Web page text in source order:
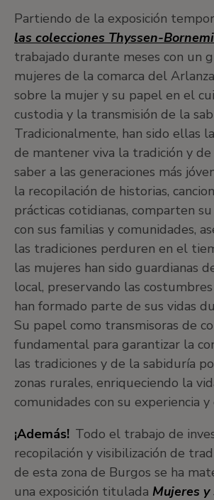
Partiendo de la exposición
las colecciones Thyssen-
trabajado durante meses con un
mujeres de la comarca del
sobre la mujer y su papel en el
custodia y la transmisión de la
Tradicionalmente, han sido ellas
de mantener viva la tradición y
saber a las generaciones más
la recopilación de historias,
prácticas cotidianas, comparten
con sus familias y comunidades,
las tradiciones perduren en el
las mujeres han sido guardianas
local, preservando las
han formado parte de sus vidas
Su papel como transmisoras de
fundamental para garantizar la
las tradiciones y de la sabiduría
zonas rurales, enriqueciendo la
comunidades con su experiencia y
¡Además! Todo el trabajo de
recopilación y visibilización de
de esta zona de Burgos se ha
una exposición titulada Mujeres y